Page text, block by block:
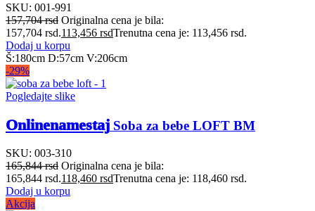
SKU: 001-991
157,704rsd Originalna cena je bila:
157,704 rsd.113,456 rsdTrenutna cena je: 113,456 rsd.
Dodaj u korpu
Š:180cm D:57cm V:206cm
-29%
Pogledajte slike
Onlinenamestaj Soba za bebe LOFT BM
SKU: 003-310
165,844rsd Originalna cena je bila:
165,844 rsd.118,460 rsdTrenutna cena je: 118,460 rsd.
Dodaj u korpu
Akcija